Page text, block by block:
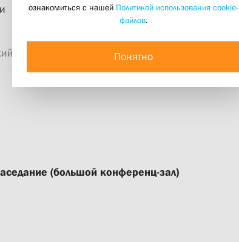
центр «Преображение» / Online &
(большой конференц-зал)
ознакомиться с нашей Политикой использования cookie-
файлов.
Понятно